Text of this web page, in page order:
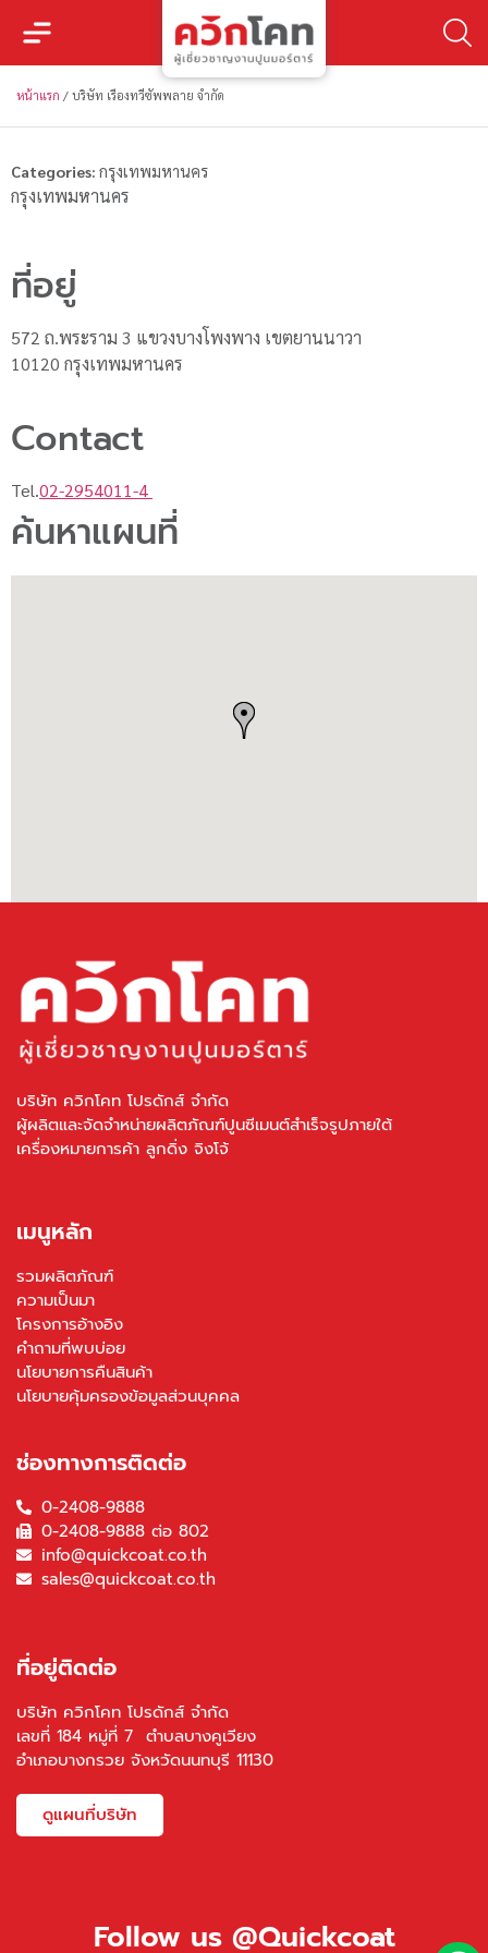
หน้าแรก / บริษัท เรืองทวีซัพพลาย จำกัด
Categories: กรุงเทพมหานคร
กรุงเทพมหานคร
ที่อยู่
572 ถ.พระราม 3 แขวงบางโพงพาง เขตยานนาวา
10120 กรุงเทพมหานคร
Contact
Tel.02-2954011-4
ค้นหาแผนที่
บริษัท ควิกโคท โปรดักส์ จำกัด
ผู้ผลิตและจัดจำหน่ายผลิตภัณฑ์ปูนซีเมนต์สำเร็จรูปภายใต้
เครื่องหมายการค้า ลูกดิ่ง จิงโจ้
เมนูหลัก
รวมผลิตภัณฑ์
ความเป็นมา
โครงการอ้างอิง
คำถามที่พบบ่อย
นโยบายการคืนสินค้า
นโยบายคุ้มครองข้อมูลส่วนบุคคล
ช่องทางการติดต่อ
0-2408-9888
0-2408-9888 ต่อ 802
info@quickcoat.co.th
sales@quickcoat.co.th
ที่อยู่ติดต่อ
บริษัท ควิกโคท โปรดักส์ จำกัด
เลขที่ 184 หมู่ที่ 7 ตำบลบางคูเวียง
อำเภอบางกรวย จังหวัดนนทบุรี 11130
ดูแผนที่บริษัท
Follow us @Quickcoat